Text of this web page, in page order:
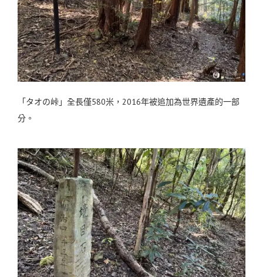
「タオの峠」全長僅580米，2016年被追加為世界遺產的一部
分。